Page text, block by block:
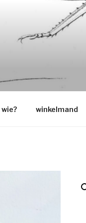
wie? winkelmand